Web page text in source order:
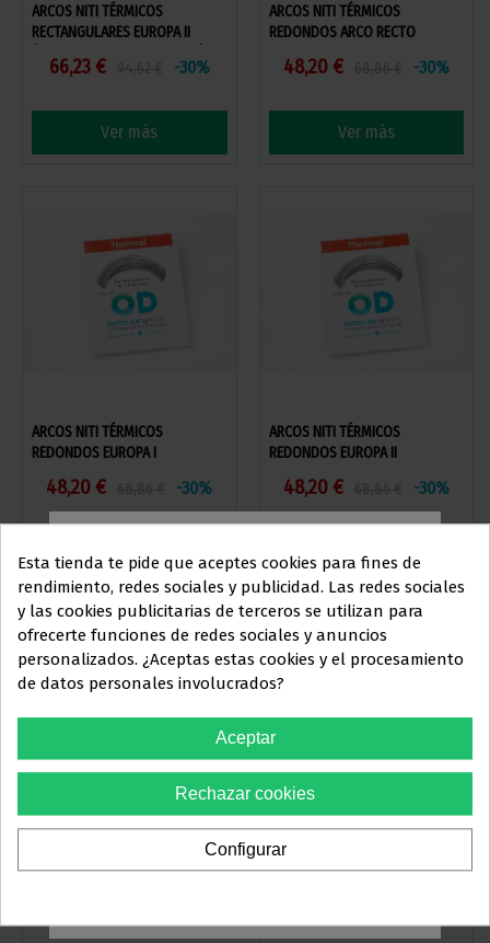
Este sitio web está dirigidoen
exclusivaa
PROFESIONALES DEL
SECTOR
ODONTOLÓGICO
Debes confirmar que eres
profesional dental
ARCOS NITI TÉRMICOS
RECTANGULARES EUROPA II
66,23 € -30%
Ver más
ARCOS NITI TÉRMICOS
REDONDOS ARCO RECTO
48,20 € -30%
Ver más
ARCOS NITI TÉRMICOS
REDONDOS EUROPA I
48,20 € -30%
Ver más
ARCOS NITI TÉRMICOS
REDONDOS EUROPA II
48,20 € -30%
Ver más
REDONDOS ARCO RECTO
ARCOS NITI TÉRMICOS
REDONDOS EUROPA I
Esta tienda te pide que aceptes cookies para fines de
rendimiento, redes sociales y publicidad. Las redes sociales
y las cookies publicitarias de terceros se utilizan para
ofrecerte funciones de redes sociales y anuncios
personalizados. ¿Aceptas estas cookies y el procesamiento
de datos personales involucrados?
Aceptar
Rechazar cookies
Configurar